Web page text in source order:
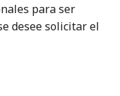
para ser
desee solicitar el